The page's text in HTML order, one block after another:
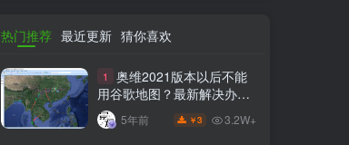
热门推荐 最近更新 猜你喜欢
1
奥维2021版本以后不能
用谷歌地图？最新解决办法
苹果安卓电脑
5年前 ￥3 3.2W+